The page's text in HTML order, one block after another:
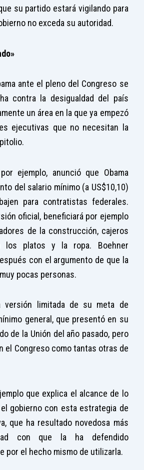
su partido estará vigilando para
no exceda su autoridad.
ante el pleno del Congreso se
contra la desigualdad del país
un área en la que ya empezó
ejecutivas que no necesitan la
ejemplo, anunció que Obama
del salario mínimo (a US$10,10)
para contratistas federales.
oficial, beneficiará por ejemplo
de la construcción, cajeros
los platos y la ropa. Boehner
con el argumento de que la
pocas personas.
versión limitada de su meta de
general, que presentó en su
de la Unión del año pasado, pero
el Congreso como tantas otras de
que explica el alcance de lo
gobierno con esta estrategia de
que ha resultado novedosa más
con que la ha defendido
por el hecho mismo de utilizarla.